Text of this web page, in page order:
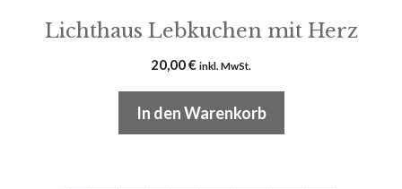
Lichthaus Lebkuchen mit Herz
20,00€ inkl. MwSt.
In den Warenkorb